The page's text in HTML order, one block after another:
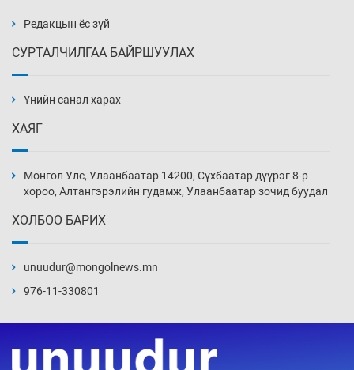
Уржигдар 14 цаг 00 мин
нэмэгджээ
Уржигдар 13 цаг 30 мин
Уржигдар 13 цаг 00 мин
Уржигдар 12 цаг 30 мин
Редакцын ёс зүй
СУРТАЛЧИЛГАА БАЙРШУУЛАХ
Үнийн санал харах
ХАЯГ
Монгол Улс, Улаанбаатар 14200, Сүхбаатар дүүрэг 8-р
хороо, Алтангэрэлийн гудамж, Улаанбаатар зочид буудал
ХОЛБОО БАРИХ
unuudur@mongolnews.mn
976-11-330801